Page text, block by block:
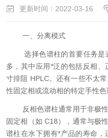
更新时间：2022-03-16
一、分离模式
选择色谱柱的首要任务是
多，其中应用*泛的包括反相
寸排阻 HPLC。还有一些不太
性固定相或流动相的特定手性色
反相色谱柱通常用于非极
固定相（如 C18），通常与极
谱柱在水下拥有*产品的寿命